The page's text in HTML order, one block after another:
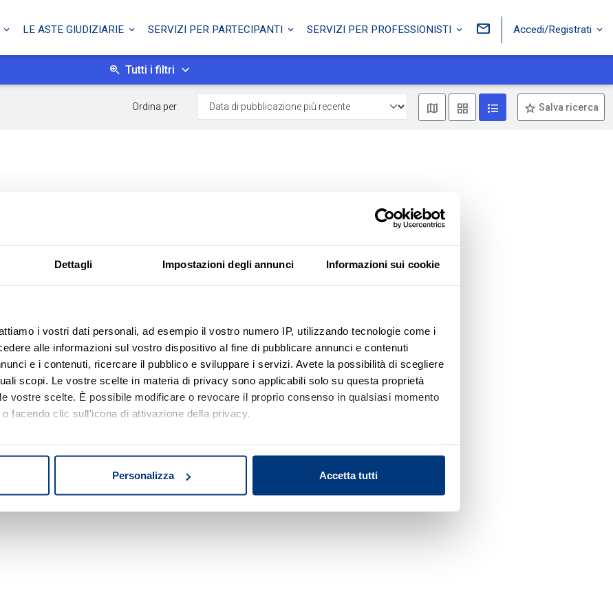
Dettagli Impostazioni degli annunci Informazioni sui cookie
i vostri dati personali, ad esempio il vostro numero IP, utilizzando tecnologie come i
alle informazioni sul vostro dispositivo al fine di pubblicare annunci e contenuti
e i contenuti, ricercare il pubblico e sviluppare i servizi. Avete la possibilità di scegliere
scopi. Le vostre scelte in materia di privacy sono applicabili solo su questa proprietà
vostre scelte. È possibile modificare o revocare il proprio consenso in qualsiasi momento
facendo clic sull'icona di attivazione della privacy.
scansionandolo attivamente alla ricerca di caratteristiche specifiche (impronte
Personalizza Accetta tutti
LE ASTE GIUDIZIARIE SERVIZI PER PARTECIPANTI SERVIZI PER PROFESSIONISTI Accedi/Registrati
Tutti i filtri
Ordina per Mostra mappaMostra come box
Mostra come lista
Salva ricerca
Nessun risultato di ricerca
Prova a modificare o rimuovere alcuni filtri o
a cambiare l'area di ricerca.